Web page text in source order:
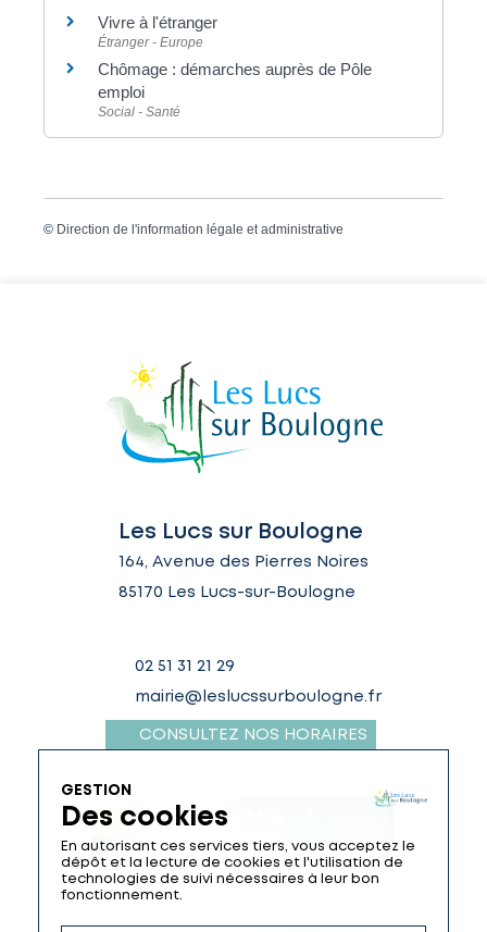
Vivre à l'étranger
Étranger - Europe
Chômage : démarches auprès de Pôle
emploi
Social - Santé
© Direction de l'information légale et administrative
Les Lucs sur Boulogne
164, Avenue des Pierres Noires
85170 Les Lucs-sur-Boulogne
02 51 31 21 29
mairie@leslucssurboulogne.fr
CONSULTEZ NOS HORAIRES
GESTION
Des cookies
En autorisant ces services tiers, vous acceptez le
dépôt et la lecture de cookies et l'utilisation de
technologies de suivi nécessaires à leur bon
fonctionnement.